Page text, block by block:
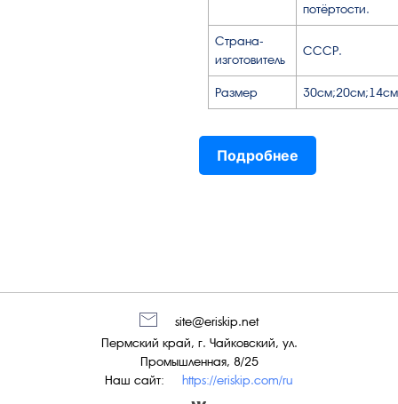
потёртости.
Страна-
изготовитель
СССР.
Размер 30см;20см;14см
Подробнее
Наш сайт: https://eriskip.com/ru
Пермский край, г. Чайковский, ул.
Промышленная, 8/25
site@eriskip.net